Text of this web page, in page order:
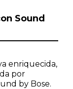
Sound
enriquecida,
por
by Bose.